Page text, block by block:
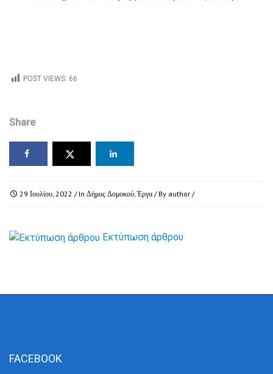
POST VIEWS: 66
Share
29 Ιουλίου, 2022 / In Δήμος Δομοκού,Έργα / By author /
Εκτύπωση άρθρου
FACEBOOK